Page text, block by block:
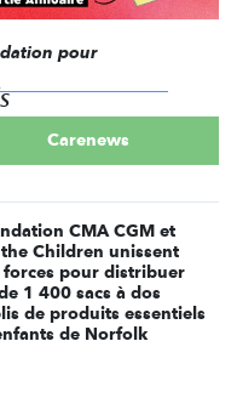
pour
Carenews
CMA CGM et
the Children unissent
forces pour distribuer
1 400 sacs à dos
de produits essentiels
de Norfolk